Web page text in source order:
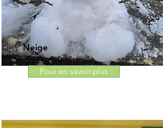
Neige
Pour en savoir plus